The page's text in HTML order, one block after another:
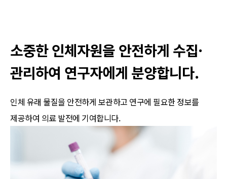
소중한 인체자원을 안전하게 수집·
관리하여 연구자에게 분양합니다.
인체 유래 물질을 안전하게 보관하고 연구에 필요한 정보를
제공하여 의료 발전에 기여합니다.